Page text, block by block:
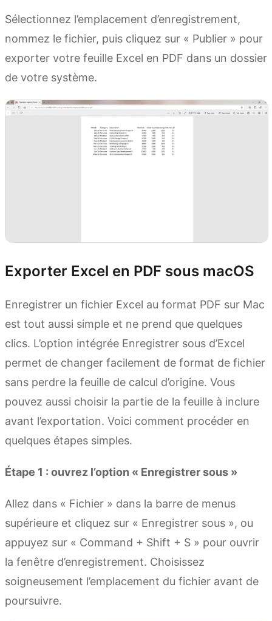
Sélectionnez l’emplacement d’enregistrement,
nommez le fichier, puis cliquez sur « Publier » pour
exporter votre feuille Excel en PDF dans un dossier
de votre système.
Exporter Excel en PDF sous macOS
Enregistrer un fichier Excel au format PDF sur Mac
est tout aussi simple et ne prend que quelques
clics. L’option intégrée Enregistrer sous d’Excel
permet de changer facilement de format de fichier
sans perdre la feuille de calcul d’origine. Vous
pouvez aussi choisir la partie de la feuille à inclure
avant l’exportation. Voici comment procéder en
quelques étapes simples.
Étape 1 : ouvrez l’option « Enregistrer sous »
Allez dans « Fichier » dans la barre de menus
supérieure et cliquez sur « Enregistrer sous », ou
appuyez sur « Command + Shift + S » pour ouvrir
la fenêtre d’enregistrement. Choisissez
soigneusement l’emplacement du fichier avant de
poursuivre.